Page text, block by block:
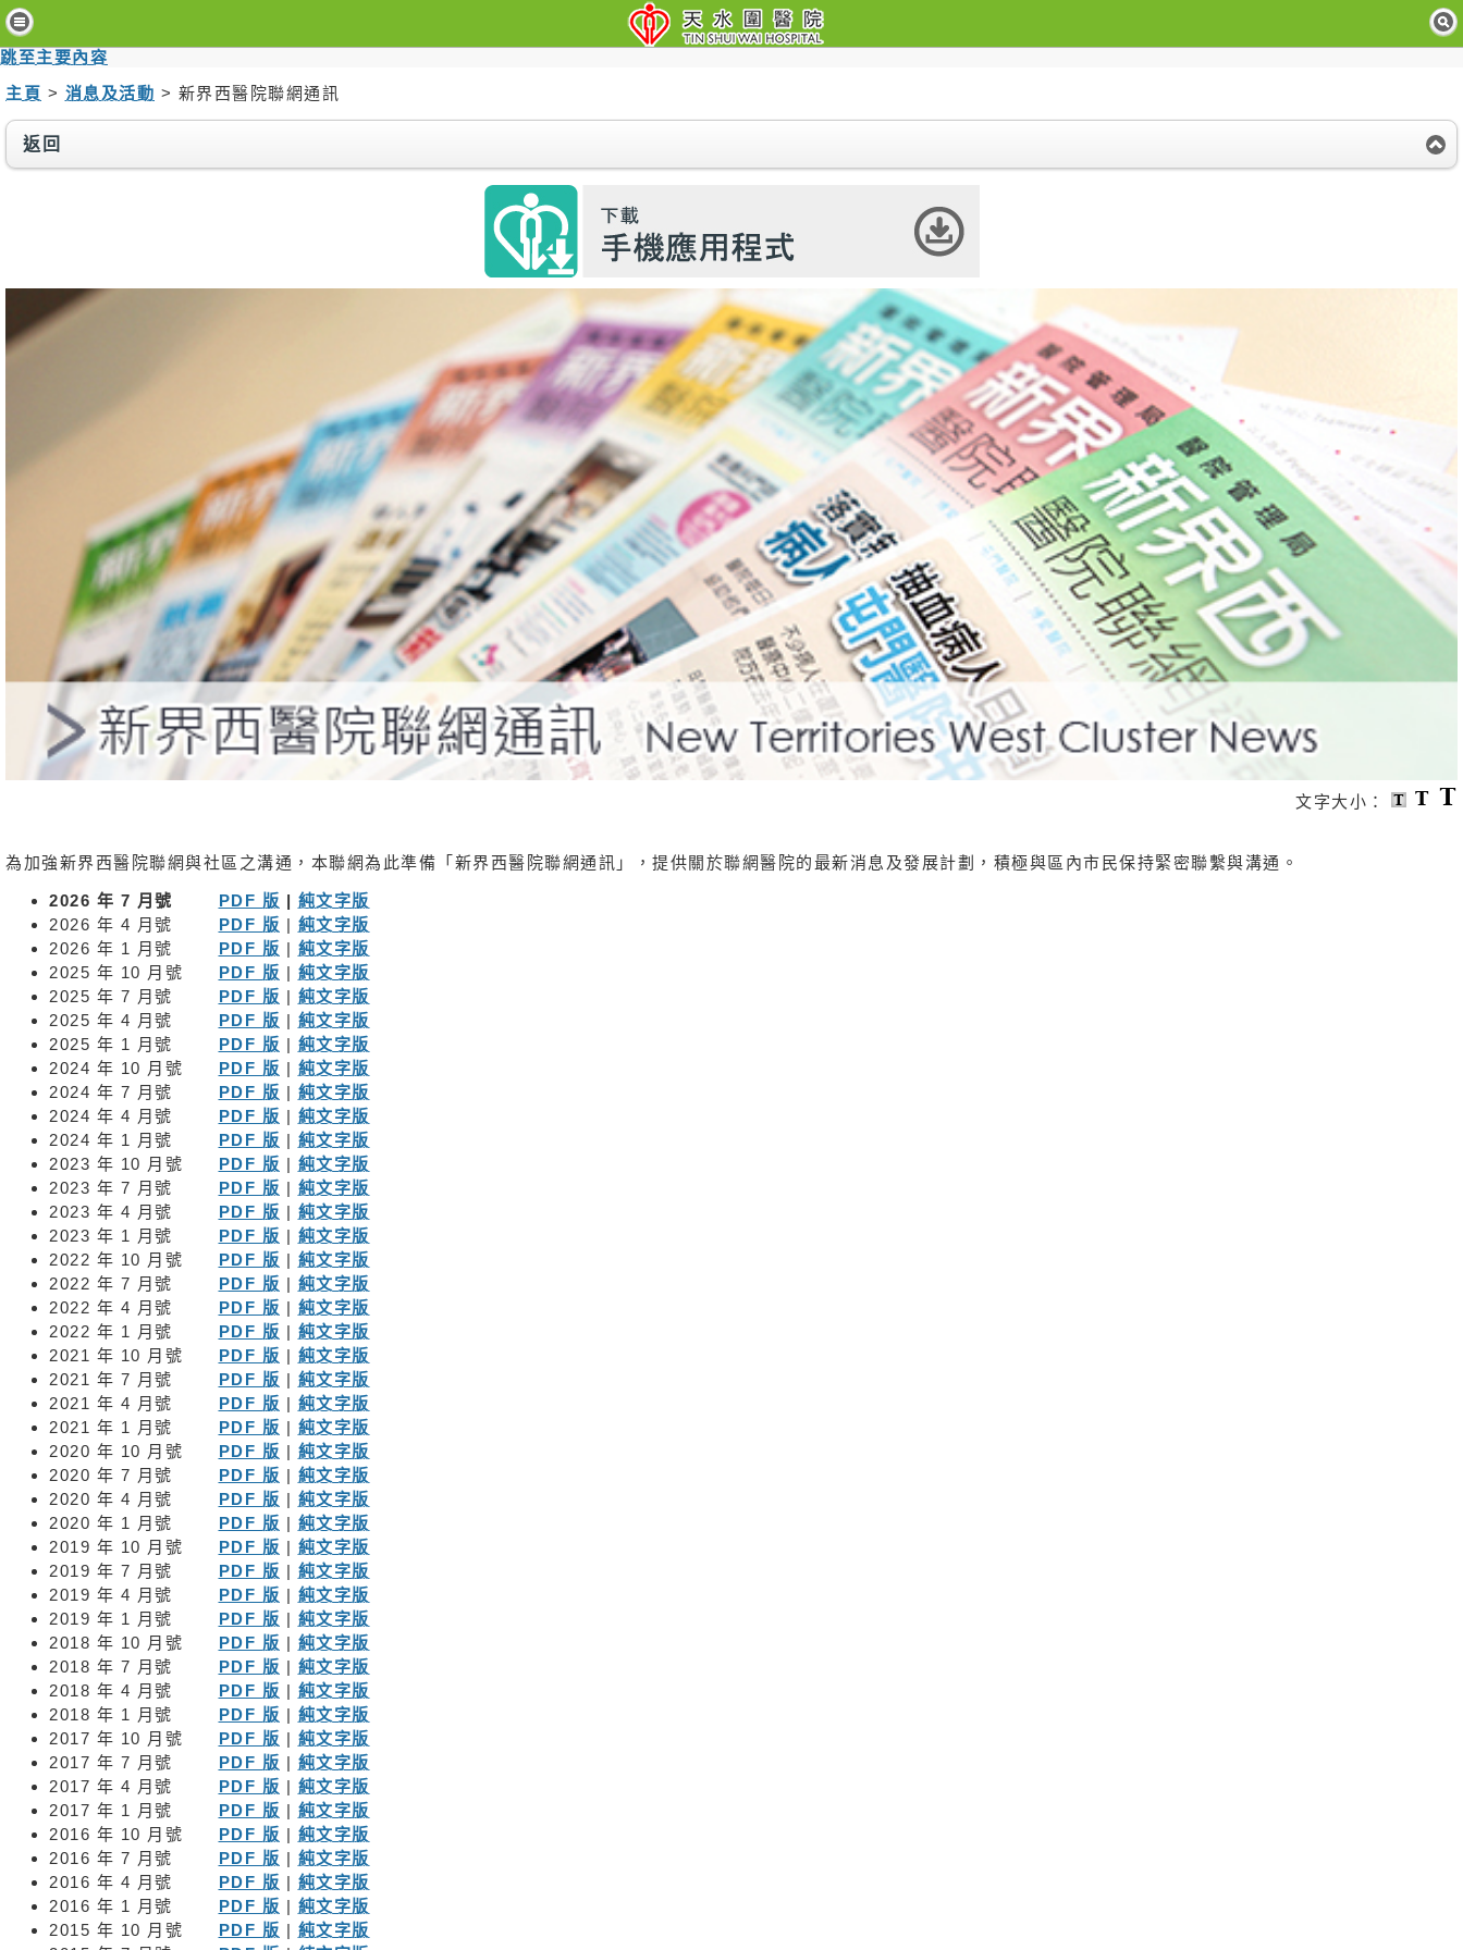
跳至主要內容
主
頁
病
人
與
醫
我
免
聲
明
無
障
礙
聲
明
職
員
主頁 > 消息及活動 > 新界西醫院聯網通訊
返回
文字大小：
為加強新界西醫院聯網與社區之溝通，本聯網為此準備「新界西醫院聯網通訊」，提供關於聯網醫院的最新消息及發展計劃，積極與區內市民保持緊密聯繫與溝通。
2026 年 7 月號 PDF 版 | 純文字版
2026 年 4 月號
PDF 版 | 純文字版
2026 年 1 月號
PDF 版 | 純文字版
2025 年 10 月號
PDF 版 | 純文字版
2025 年 7 月號
PDF 版 | 純文字版
2025 年 4 月號
PDF 版 | 純文字版
2025 年 1 月號
PDF 版 | 純文字版
2024 年 10 月號
PDF 版 | 純文字版
2024 年 7 月號
PDF 版 | 純文字版
2024 年 4 月號
PDF 版 | 純文字版
2024 年 1 月號
PDF 版 | 純文字版
2023 年 10 月號
PDF 版 | 純文字版
2023 年 7 月號
PDF 版 | 純文字版
2023 年 4 月號
PDF 版 | 純文字版
2023 年 1 月號
PDF 版 | 純文字版
2022 年 10 月號
PDF 版 | 純文字版
2022 年 7 月號
PDF 版 | 純文字版
2022 年 4 月號
PDF 版 | 純文字版
2022 年 1 月號
PDF 版 | 純文字版
2021 年 10 月號
PDF 版 | 純文字版
2021 年 7 月號
PDF 版 | 純文字版
2021 年 4 月號
PDF 版 | 純文字版
2021 年 1 月號
PDF 版 | 純文字版
2020 年 10 月號
PDF 版 | 純文字版
2020 年 7 月號
PDF 版 | 純文字版
2020 年 4 月號
PDF 版 | 純文字版
2020 年 1 月號
PDF 版 | 純文字版
2019 年 10 月號
PDF 版 | 純文字版
2019 年 7 月號
PDF 版 | 純文字版
2019 年 4 月號
PDF 版 | 純文字版
2019 年 1 月號
PDF 版 | 純文字版
2018 年 10 月號
PDF 版 | 純文字版
2018 年 7 月號
PDF 版 | 純文字版
2018 年 4 月號
PDF 版 | 純文字版
2018 年 1 月號
PDF 版 | 純文字版
2017 年 10 月號
PDF 版 | 純文字版
2017 年 7 月號
PDF 版 | 純文字版
2017 年 4 月號
PDF 版 | 純文字版
2017 年 1 月號
PDF 版 | 純文字版
2016 年 10 月號
PDF 版 | 純文字版
2016 年 7 月號
PDF 版 | 純文字版
2016 年 4 月號
PDF 版 | 純文字版
2016 年 1 月號
PDF 版 | 純文字版
2015 年 10 月號
PDF 版 | 純文字版